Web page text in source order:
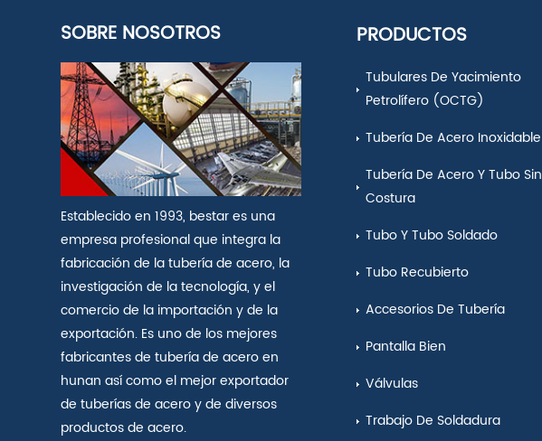
SOBRE NOSOTROS
Establecido en 1993, bestar es una
empresa profesional que integra la
fabricación de la tubería de acero, la
investigación de la tecnología, y el
comercio de la importación y de la
exportación. Es uno de los mejores
fabricantes de tubería de acero en
hunan así como el mejor exportador
de tuberías de acero y de diversos
productos de acero.
PRODUCTOS
Tubulares De Yacimiento
Petrolífero (OCTG)
Tubería De Acero Inoxidable
Tubería De Acero Y Tubo Sin
Costura
Tubo Y Tubo Soldado
Tubo Recubierto
Accesorios De Tubería
Pantalla Bien
Válvulas
Trabajo De Soldadura